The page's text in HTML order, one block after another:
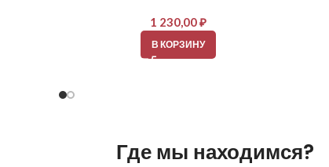
1 230,00₽
В КОРЗИНУ
Где мы находимся?